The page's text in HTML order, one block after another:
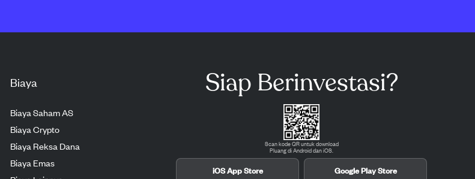
Biaya
Biaya Saham AS
Biaya Crypto
Biaya Reksa Dana
Biaya Emas
Siap Berinvestasi?
Scan kode QR untuk download
Pluang di Android dan iOS.
iOS App Store Google Play Store